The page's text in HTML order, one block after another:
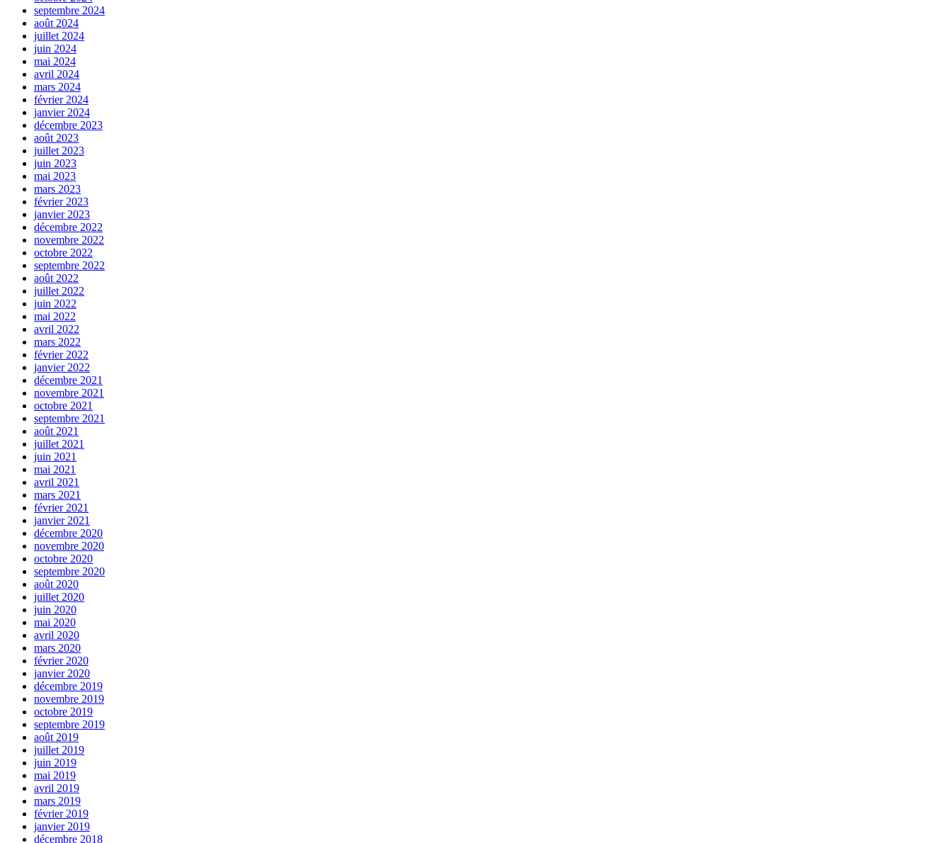
septembre 2024
août 2024
juillet 2024
juin 2024
mai 2024
avril 2024
mars 2024
février 2024
janvier 2024
décembre 2023
août 2023
juillet 2023
juin 2023
mai 2023
mars 2023
février 2023
janvier 2023
décembre 2022
novembre 2022
octobre 2022
septembre 2022
août 2022
juillet 2022
juin 2022
mai 2022
avril 2022
mars 2022
février 2022
janvier 2022
décembre 2021
novembre 2021
octobre 2021
septembre 2021
août 2021
juillet 2021
juin 2021
mai 2021
avril 2021
mars 2021
février 2021
janvier 2021
décembre 2020
novembre 2020
octobre 2020
septembre 2020
août 2020
juillet 2020
juin 2020
mai 2020
avril 2020
mars 2020
février 2020
janvier 2020
décembre 2019
novembre 2019
octobre 2019
septembre 2019
août 2019
juillet 2019
juin 2019
mai 2019
avril 2019
mars 2019
février 2019
janvier 2019
décembre 2018